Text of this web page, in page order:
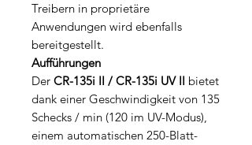
Treibern in proprietäre
Anwendungen wird ebenfalls
bereitgestellt.
Aufführungen
Der CR-135i II / CR-135i UV II bietet
dank einer Geschwindigkeit von 135
Schecks / min (120 im UV-Modus),
einem automatischen 250-Blatt-